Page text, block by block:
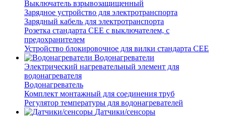
Выключатель взрывозащищенный
Зарядное устройство для электротранспорта
Зарядный кабель для электротранспорта
Розетка стандарта СЕЕ с выключателем, с
предохранителем
Устройство блокировочное для вилки стандарта CEE
Водонагреватели
Электрический нагревательный элемент для
водонагревателя
Водонагреватель
Комплект монтажный для соединения труб
Регулятор температуры для водонагревателей
Датчики/сенсоры